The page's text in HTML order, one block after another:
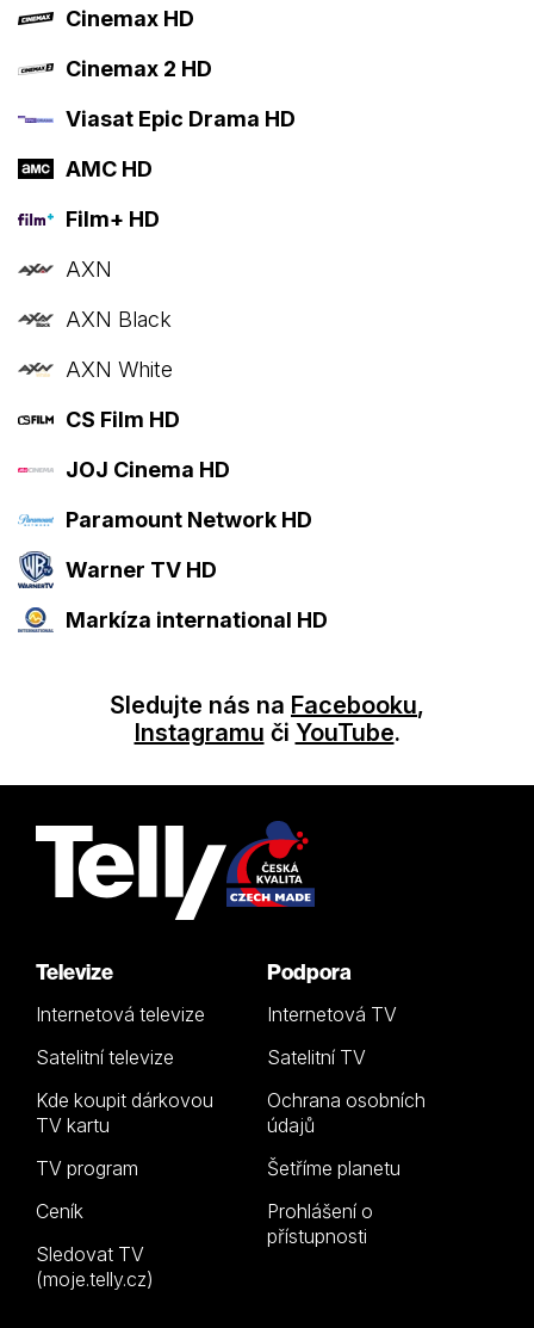
Cinemax HD
Cinemax 2 HD
Viasat Epic Drama HD
AMC HD
Film+ HD
AXN
AXN Black
AXN White
CS Film HD
JOJ Cinema HD
Paramount Network HD
Warner TV HD
Markíza international HD
Sledujte nás na Facebooku,
Instagramu či YouTube.
Televize
Internetová televize
Satelitní televize
Kde koupit dárkovou
TV kartu
TV program
Ceník
Sledovat TV
(moje.telly.cz)
Podpora
Internetová TV
Satelitní TV
Ochrana osobních
údajů
Šetříme planetu
Prohlášení o
přístupnosti